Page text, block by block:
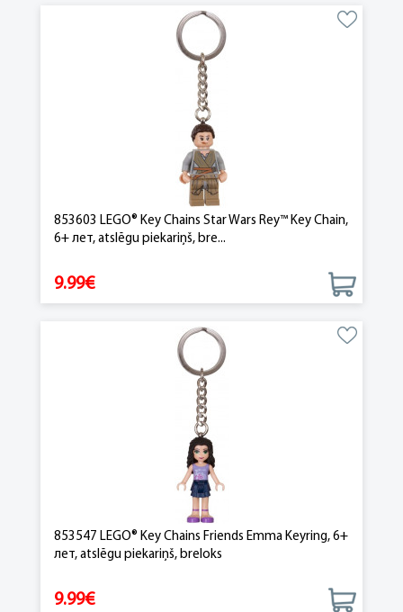
853603 LEGO® Key Chains Star Wars Rey™ Key Chain,
6+ лет, atslēgu piekariņš, bre...
9.99€
853547 LEGO® Key Chains Friends Emma Keyring, 6+
лет, atslēgu piekariņš, breloks
9.99€